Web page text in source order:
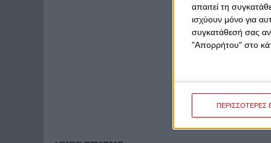
απαιτεί τη
ισχύουν μόνο για
συγκατάθεσή σας
"Απορρήτου" στο
ΠΕΡΙΣΣΟΤΕΡΕΣ